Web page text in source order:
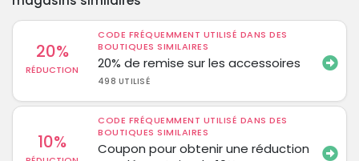
20%
RÉDUCTION
CODE FRÉQUEMMENT UTILISÉ DANS DES
BOUTIQUES SIMILAIRES
20% de remise sur les accessoires
498 UTILISÉ
10%
CODE FRÉQUEMMENT UTILISÉ DANS DES
BOUTIQUES SIMILAIRES
Coupon pour obtenir une réduction